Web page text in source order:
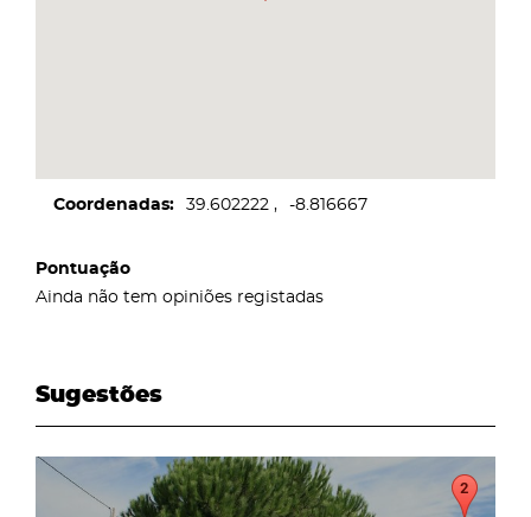
Coordenadas 39.602222 -8.816667
Pontuação
Ainda não tem opiniões registadas
Sugestões
page